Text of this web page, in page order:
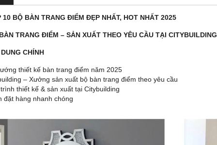
10 BỘ BÀN TRANG ĐIỂM ĐẸP NHẤT, HOT NHẤT 2025
TRANG ĐIỂM – SẢN XUẤT THEO YÊU CẦU TẠI CITYBUILDING
CHÍNH
thiết kế bàn trang điểm năm 2025
– Xưởng sản xuất bộ bàn trang điểm theo yêu cầu
thiết kế & sản xuất tại Citybuilding
đặt hàng nhanh chóng